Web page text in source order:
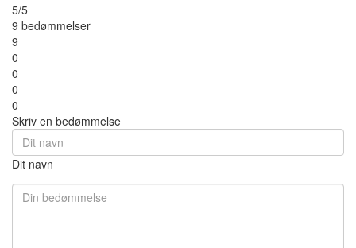
5/5
9 bedømmelser
9
0
0
0
0
Skriv en bedømmelse
Dit navn